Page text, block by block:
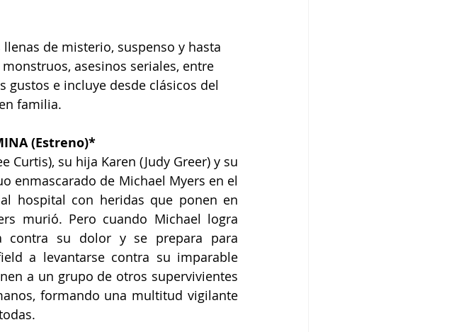
de misterio, suspenso y hasta
asesinos seriales, entre
gustos e incluye desde clásicos del
familia.
(Estreno)*
Curtis), su hija Karen (Judy Greer) y su
enmascarado de Michael Myers en el
hospital con heridas que ponen en
murió. Pero cuando Michael logra
contra su dolor y se prepara para
a levantarse contra su imparable
a un grupo de otros supervivientes
formando una multitud vigilante